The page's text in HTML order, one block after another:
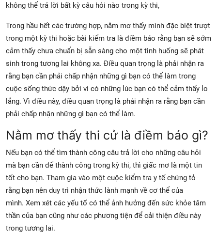
không thể trả lời bất kỳ câu hỏi nào trong kỳ thi,
Trong hầu hết các trường hợp, nằm mơ thấy mình đặc biệt trượt
trong một kỳ thi hoặc bài kiểm tra là điềm báo rằng bạn sẽ sớm
cảm thấy chưa chuẩn bị sẵn sàng cho một tình huống sẽ phát
sinh trong tương lai không xa. Điều quan trọng là phải nhận ra
rằng bạn cần phải chấp nhận những gì bạn có thể làm trong
cuộc sống thức dậy bởi vì có những lúc bạn có thể cảm thấy lo
lắng. Vì điều này, điều quan trọng là phải nhận ra rằng bạn cần
phải chấp nhận những gì bạn có thể làm.
Nằm mơ thấy thi cử là điềm báo gì?
Nếu bạn có thể tìm thành công câu trả lời cho những câu hỏi
mà bạn cần để thành công trong kỳ thi, thì giấc mơ là một tin
tốt cho bạn. Tham gia vào một cuộc kiểm tra y tế chứng tỏ
rằng bạn nên duy trì nhận thức lành mạnh về cơ thể của
mình. Xem xét các yếu tố có thể ảnh hưởng đến sức khỏe tâm
thần của bạn cũng như các phương tiện để cải thiện điều này
trong tương lai.